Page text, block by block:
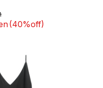
(40%off)